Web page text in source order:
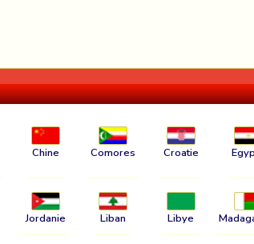
Chine Comores Croatie
Jordanie Liban Libye